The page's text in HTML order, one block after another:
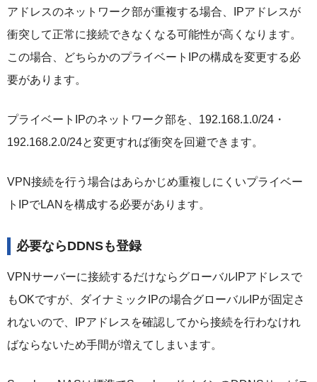
アドレスのネットワーク部が重複する場合、IPアドレスが
衝突して正常に接続できなくなる可能性が高くなります。
この場合、どちらかのプライベートIPの構成を変更する必
要があります。
プライベートIPのネットワーク部を、192.168.1.0/24・
192.168.2.0/24と変更すれば衝突を回避できます。
VPN接続を行う場合はあらかじめ重複しにくいプライベー
トIPでLANを構成する必要があります。
必要ならDDNSも登録
VPNサーバーに接続するだけならグローバルIPアドレスで
もOKですが、ダイナミックIPの場合グローバルIPが固定さ
れないので、IPアドレスを確認してから接続を行わなけれ
ばならないため手間が増えてしまいます。